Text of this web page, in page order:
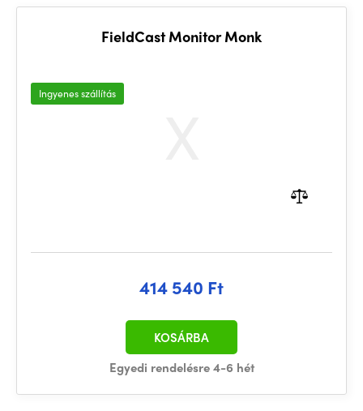
FieldCast Monitor Monk
Ingyenes szállítás
414 540 Ft
Egyedi rendelésre 4-6 hét
KOSÁRBA